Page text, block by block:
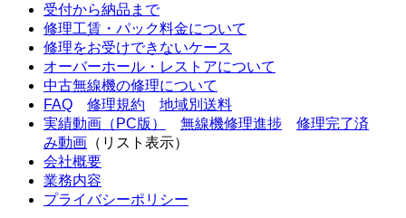
受付から納品まで
修理工賃・パック料金について
修理をお受けできないケース
オーバーホール・レストアについて
中古無線機の修理について
FAQ
修理規約
地域別送料
実績動画（PC版）
無線機修理進捗
修理完了済
み動画 （リスト表示）
会社概要
業務内容
プライバシーポリシー